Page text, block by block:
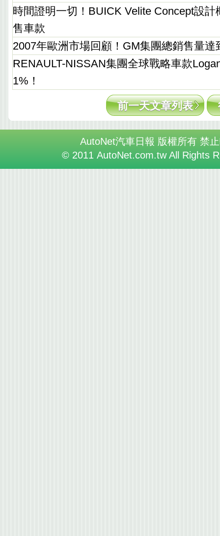
時間證明一切！BUICK Velite Concept設計
售車款
2007年歐洲市場回顧！GM集團總銷售量達
RENAULT-NISSAN集團全球戰略車款
1%！
前一天文章列表
AutoNet汽車日報 版權所有 禁
© 2011 AutoNet.com.tw All Rights